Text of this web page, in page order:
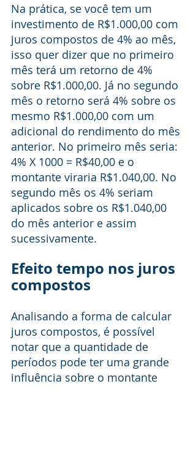
Na prática, se você tem um
investimento de R$1.000,00 com
juros compostos de 4% ao mês,
isso quer dizer que no primeiro
mês terá um retorno de 4%
sobre R$1.000,00. Já no segundo
mês o retorno será 4% sobre os
mesmo R$1.000,00 com um
adicional do rendimento do mês
anterior. No primeiro mês seria:
4% X 1000 = R$40,00 e o
montante viraria R$1.040,00. No
segundo mês os 4% seriam
aplicados sobre os R$1.040,00
do mês anterior e assim
sucessivamente.
Efeito tempo nos juros
compostos
Analisando a forma de calcular
juros compostos, é possível
notar que a quantidade de
períodos pode ter uma grande
influência sobre o montante